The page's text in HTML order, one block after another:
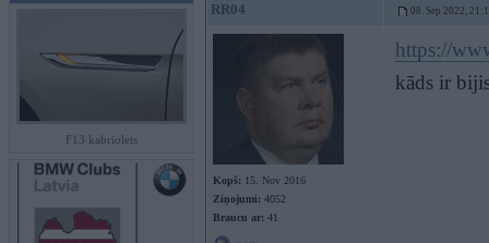
F13 kabriolets
RR04 08. Sep 2022,
Kopš: 15. Nov 2016
Ziņojumi: 4052
Braucu ar: 41
https://
kāds ir